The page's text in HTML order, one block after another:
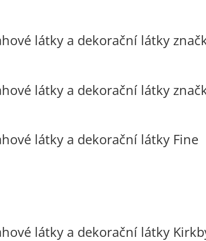
látky a dekorační látky
látky a dekorační látky
látky a dekorační látky Fine
látky a dekorační látky